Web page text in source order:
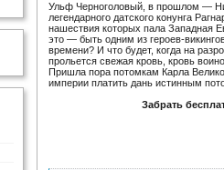
Ульф Черноголовый, в прошлом —
легендарного датского конунга
нашествия которых пала Западная
это — быть одним из героев-
времени? И что будет, когда на
прольется свежая кровь, кровь
Пришла пора потомкам Карла
империи платить дань истинным
Забрать